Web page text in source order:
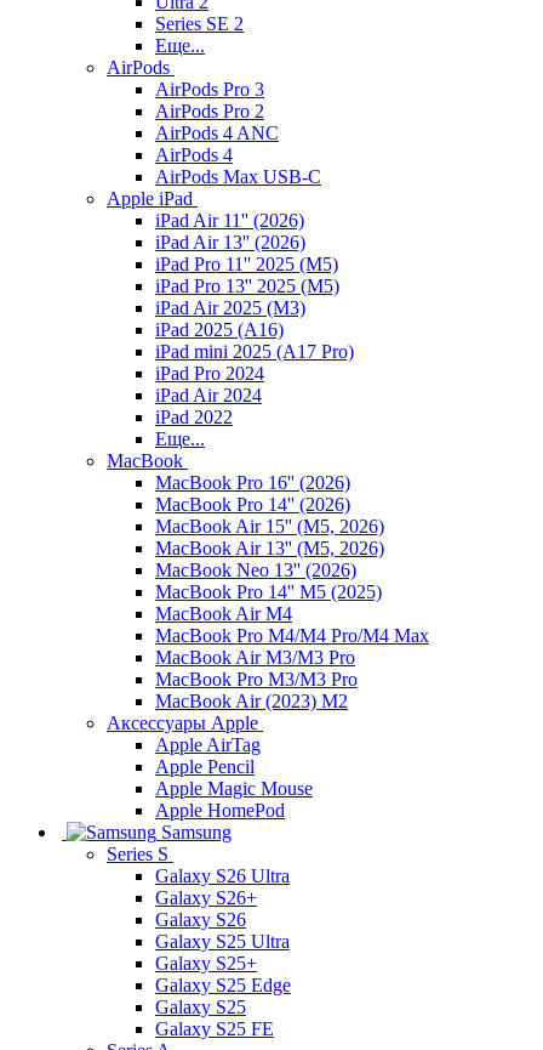
Series SE 2
Еще...
AirPods
AirPods Pro 3
AirPods Pro 2
AirPods 4 ANC
AirPods 4
AirPods Max USB-C
Apple iPad
iPad Air 11'' (2026)
iPad Air 13'' (2026)
iPad Pro 11'' 2025 (M5)
iPad Pro 13'' 2025 (M5)
iPad Air 2025 (M3)
iPad 2025 (A16)
iPad mini 2025 (A17 Pro)
iPad Pro 2024
iPad Air 2024
iPad 2022
Еще...
MacBook
MacBook Pro 16'' (2026)
MacBook Pro 14'' (2026)
MacBook Air 15'' (M5, 2026)
MacBook Air 13'' (M5, 2026)
MacBook Neo 13'' (2026)
MacBook Pro 14'' M5 (2025)
MacBook Air M4
MacBook Pro M4/M4 Pro/M4 Max
MacBook Air M3/M3 Pro
MacBook Pro M3/M3 Pro
MacBook Air (2023) M2
Аксессуары Apple
Apple AirTag
Apple Pencil
Apple Magic Mouse
Apple HomePod
Samsung
Series S
Galaxy S26 Ultra
Galaxy S26+
Galaxy S26
Galaxy S25 Ultra
Galaxy S25+
Galaxy S25 Edge
Galaxy S25
Galaxy S25 FE